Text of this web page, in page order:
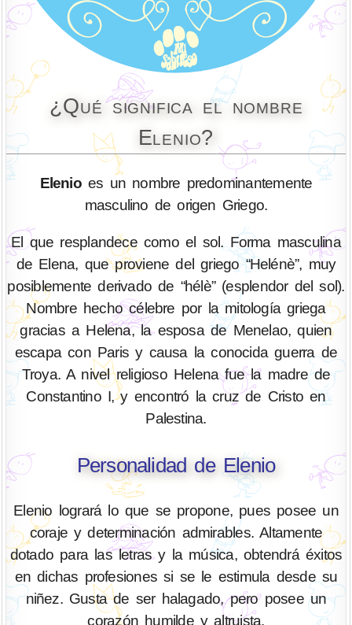
¿Qué significa el nombre
Elenio?
Elenioes un nombre predominantemente
masculino de origen Griego.
El que resplandece como el sol. Forma masculina
de Elena, que proviene del griego “Helénè”, muy
posiblemente derivado de “hélè” (esplendor del sol).
Nombre hecho célebre por la mitología griega
gracias a Helena, la esposa de Menelao, quien
escapa con Paris y causa la conocida guerra de
Troya. A nivel religioso Helena fue la madre de
Constantino I, y encontró la cruz de Cristo en
Palestina.
Personalidad de Elenio
Elenio logrará lo que se propone, pues posee un
coraje y determinación admirables. Altamente
dotado para las letras y la música, obtendrá éxitos
en dichas profesiones si se le estimula desde su
niñez. Gusta de ser halagado, pero posee un
corazón humilde y altruista.